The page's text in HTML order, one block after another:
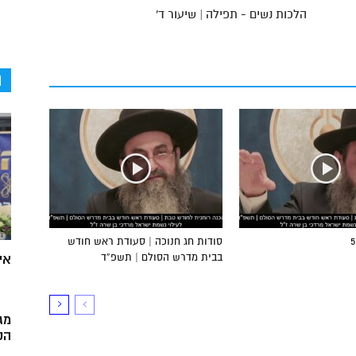
הלכות נשים - תפילה | שיעור ד'
סודות חג חנוכה | סעודת ראש חודש
בבית מדרש הסולם | תשפ”ד